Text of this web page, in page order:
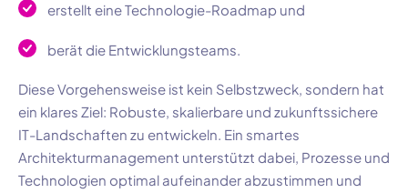
erstellt eine Technologie-Roadmap und
berät die Entwicklungsteams.
Diese Vorgehensweise ist kein Selbstzweck, sondern hat
ein klares Ziel: Robuste, skalierbare und zukunftssichere
IT-Landschaften zu entwickeln. Ein smartes
Architekturmanagement unterstützt dabei, Prozesse und
Technologien optimal aufeinander abzustimmen und